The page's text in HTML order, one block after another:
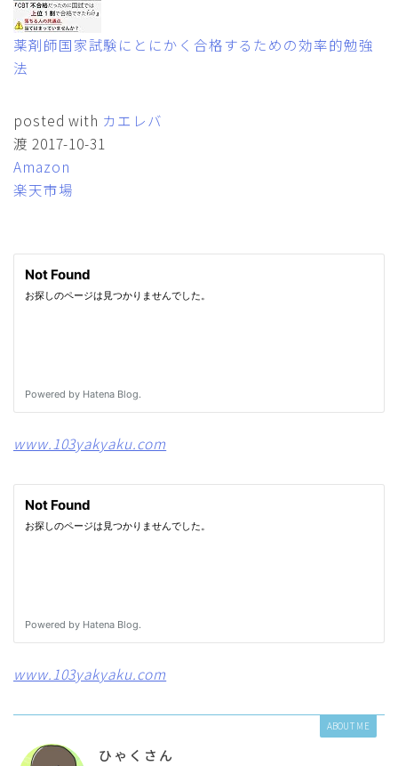
薬剤師国家試験にとにかく合格するための効率的勉強
法
posted with カエレバ
渡 2017-10-31
Amazon
楽天市場
www.103yakyaku.com
www.103yakyaku.com
ABOUT ME
ひゃくさん